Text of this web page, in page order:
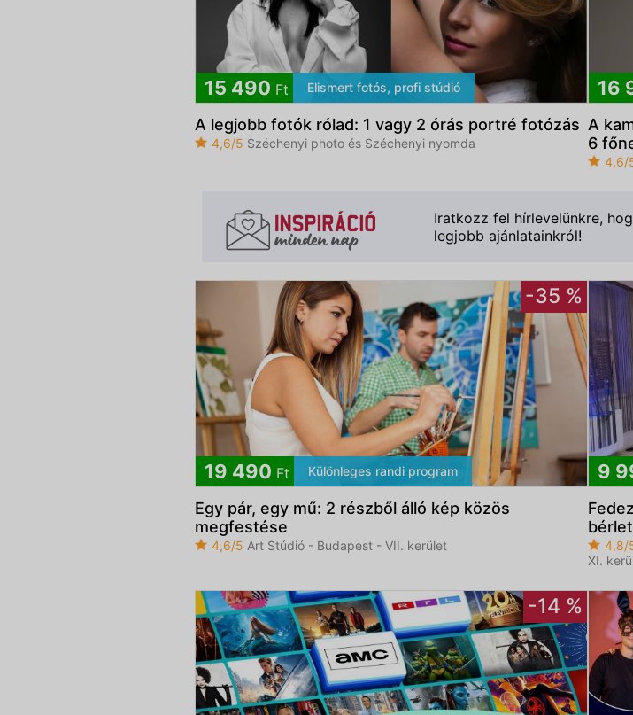
15 490 Ft Elismert fotós, profi stúdió
A legjobb fotók rólad: 1 vagy 2 órás portré fotózás
4,6/5 Széchenyi photo és Széchenyi nyomda
16
A
6
4,6/
Iratkozz fel hírlevelünkre,
legjobb ajánlatainkról!
Elfogadom azÁSZF -et és az
-35 %
19 490 Ft Különleges randi program
Egy pár, egy mű: 2 részből álló kép közös
megfestése
4,6/5 Art Stúdió - Budapest - VII. kerület
9
bérlet
4,8/
XI.
-14 %